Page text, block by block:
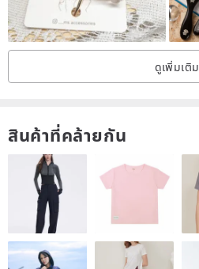
ดูเพิ่มเติม
สินค้าที่คล้ายกัน